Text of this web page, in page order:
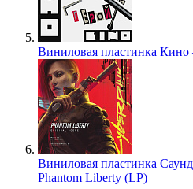
Виниловая пластинка
Виниловая пластинка
Phantom Liberty (LP)